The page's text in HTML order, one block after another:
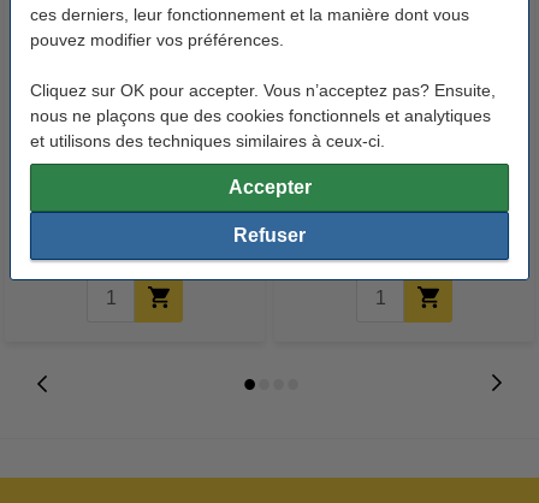
ces derniers, leur fonctionnement et la manière dont vous
pouvez modifier vos préférences.
Cliquez sur OK pour accepter. Vous n’acceptez pas? Ensuite,
nous ne plaçons que des cookies fonctionnels et analytiques
et utilisons des techniques similaires à ceux-ci.
Accepter
Refuser
Folia plumes assortiment (10
grammes)
Folia fil chenille assortiment
(100 pièces)